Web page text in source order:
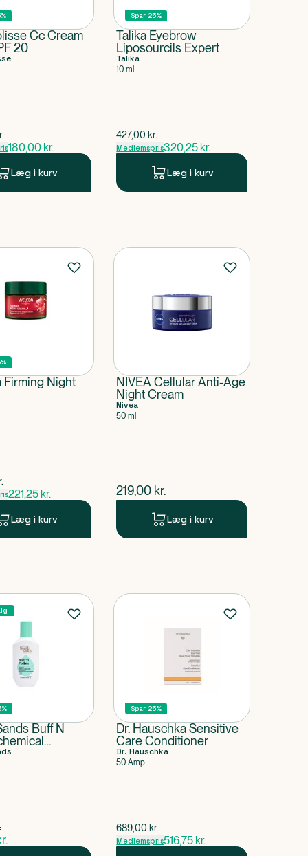
Cc Cream
20
180,00 kr.
Læg i kurv
Spar 25%
Talika Eyebrow
Liposourcils Expert
Talika
10 ml
$gammel pris
427,00 kr.
Medlemspris320,25 kr.
Læg i kurv
Firming Night
221,25 kr.
Læg i kurv
NIVEA Cellular Anti-Age
Night Cream
Nivea
50 ml
$nuværende pris
219,00 kr.
Læg i kurv
Buff N
pris
kr.
pris
Spar 25%
Dr. Hauschka Sensitive
Care Conditioner
Dr. Hauschka
50 Amp.
$gammel pris
689,00 kr.
Medlemspris516,75 kr.